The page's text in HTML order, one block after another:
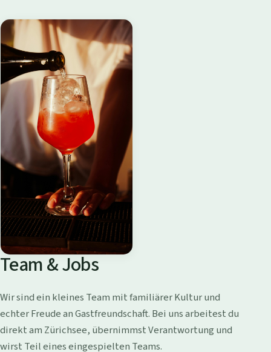
Team & Jobs
Wir sind ein kleines Team mit familiärer Kultur und
echter Freude an Gastfreundschaft. Bei uns arbeitest du
direkt am Zürichsee, übernimmst Verantwortung und
wirst Teil eines eingespielten Teams.